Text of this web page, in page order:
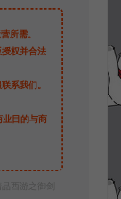
所需。
权并合法
系我们。
业目的与商
西游之御剑